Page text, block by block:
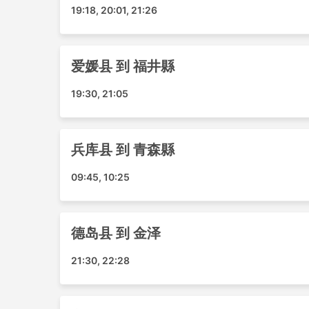
高知
Awaji Island
橫濱市
富山縣
福井縣
金泽
19:18, 20:01, 21:26
爱媛县 到 福井縣
19:30, 21:05
兵库县 到 青森縣
09:45, 10:25
德岛县 到 金泽
21:30, 22:28